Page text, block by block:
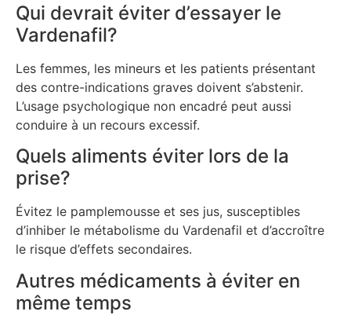
Qui devrait éviter d’essayer le
Vardenafil?
Les femmes, les mineurs et les patients présentant
des contre-indications graves doivent s’abstenir.
L’usage psychologique non encadré peut aussi
conduire à un recours excessif.
Quels aliments éviter lors de la
prise?
Évitez le pamplemousse et ses jus, susceptibles
d’inhiber le métabolisme du Vardenafil et d’accroître
le risque d’effets secondaires.
Autres médicaments à éviter en
même temps